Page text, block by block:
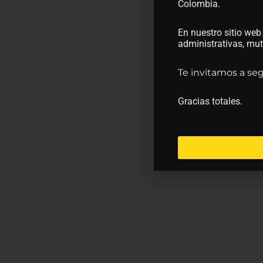
Colombia.
En nuestro sitio
administrativas,
Te invitamos a
Gracias totales.